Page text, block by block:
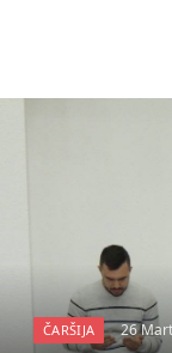
ČARŠIJA 26